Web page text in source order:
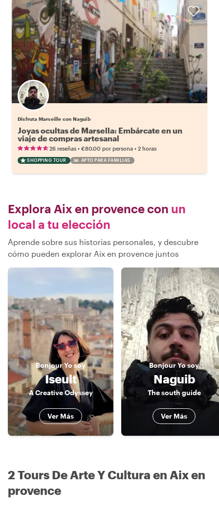
Disfruta Marseille con Naguib
Joyas ocultas de Marsella: Embárcate en un
viaje de compras artesanal
26 reseñas • €80.00 por persona • 2 horas
SHOPPING TOUR APTO PARA FAMILIAS
Explora Aix en provence con un
local a tu elección
Aprende sobre sus historias personales, y descubre
cómo pueden explorar Aix en provence juntos
BonjourYo soy
Iseult
A Creative Odyssey
Ver Más
BonjourYo soy
Naguib
The south guide
Ver Más
2 Tours De Arte Y Cultura en Aix en
provence